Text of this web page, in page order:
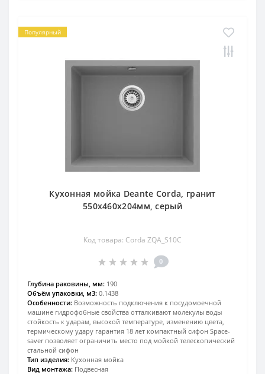
Популярный
Кухонная мойка Deante Corda, гранит
550х460х204мм, серый
Код товара: Corda ZQA_S10C
0
Глубина раковины, мм: 190
Объём упаковки, м3: 0.1438
Особенности: Возможность подключения к посудомоечной
машине гидрофобные свойства отталкивают молекулы воды
стойкость к ударам, высокой температуре, изменению цвета,
термическому удару гарантия 18 лет компактный сифон Space-
saver позволяет ограничить место под мойкой телескопический
стальной сифон
Тип изделия: Кухонная мойка
Вид монтажа: Подвесная